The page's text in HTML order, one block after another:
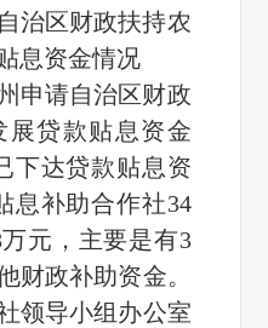
治区财政扶持农
息资金情况
申请自治区财政
展贷款贴息资金
下达贷款贴息资
息补助合作社34
元，主要是有3
财政补助资金。
领导小组办公室